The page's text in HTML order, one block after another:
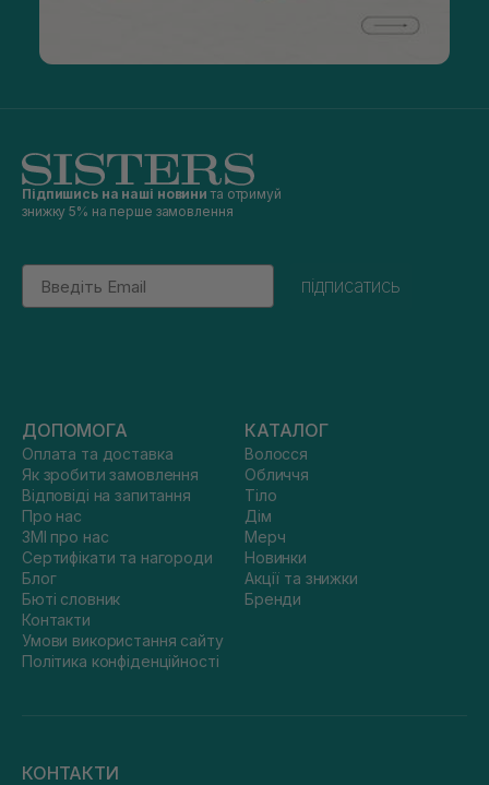
Підпишись на наші новини та отримуй
знижку 5% на перше замовлення
Email
підписатись
ДОПОМОГА
Оплата та доставка
Як зробити замовлення
Відповіді на запитання
Про нас
ЗМІ про нас
Сертифікати та нагороди
Блог
Бюті словник
Контакти
Умови використання сайту
Політика конфіденційності
КАТАЛОГ
Волосся
Обличчя
Тіло
Дім
Мерч
Новинки
Акції та знижки
Бренди
КОНТАКТИ